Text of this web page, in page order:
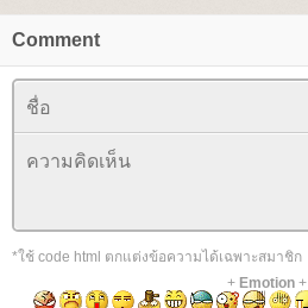
Comment
*ใช้ code html ตกแต่งข้อความได้เฉพาะสมาชิก
+ Emotion+